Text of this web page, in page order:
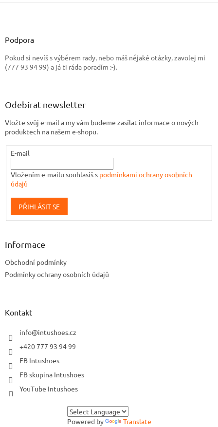
Z
Podpora
Pokud si nevíš s výběrem rady, nebo máš nějaké otázky, zavolej mi
(777 93 94 99) a já ti ráda poradím :-).
Odebírat newsletter
Vložte svůj e-mail a my vám budeme zasílat informace o nových
produktech na našem e-shopu.
E-mail
Vložením e-mailu souhlasíš s podmínkami ochrany osobních
údajů
PŘIHLÁSIT SE
Informace
Obchodní podmínky
Podmínky ochrany osobních údajů
Kontakt
info@intushoes.cz
+420 777 93 94 99
FB Intushoes
FB skupina Intushoes
YouTube Intushoes
Powered by Translate